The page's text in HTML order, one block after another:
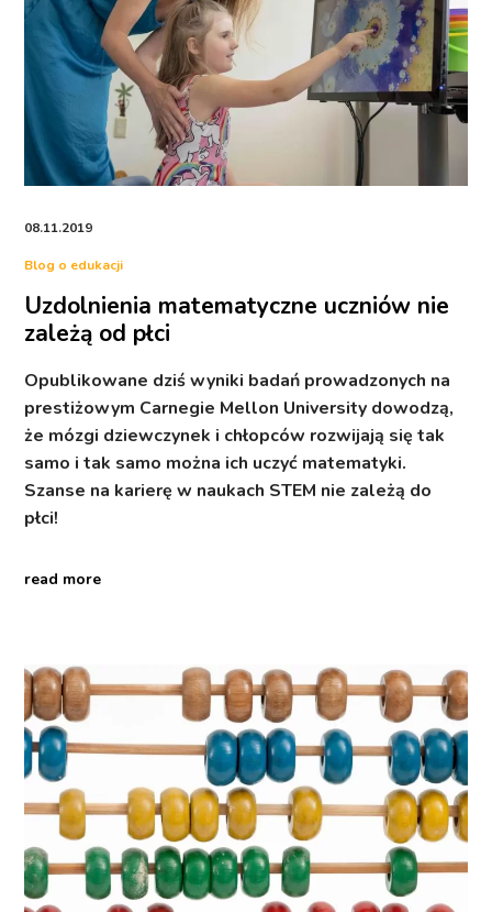
08.11.2019
Blog o edukacji
Uzdolnienia matematyczne uczniów nie
zależą od płci
Opublikowane dziś wyniki badań prowadzonych na
prestiżowym Carnegie Mellon University dowodzą,
że mózgi dziewczynek i chłopców rozwijają się tak
samo i tak samo można ich uczyć matematyki.
Szanse na karierę w naukach STEM nie zależą do
płci!
read more